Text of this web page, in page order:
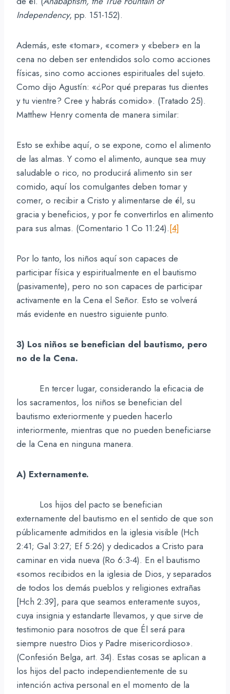
Independency, pp. 151-152).
Además, este «tomar», «comer» y «beber» en la
cena no deben ser entendidos solo como acciones
físicas, sino como acciones espirituales del sujeto.
Como dijo Agustín: «¿Por qué preparas tus dientes
y tu vientre? Cree y habrás comido». (Tratado 25).
Matthew Henry comenta de manera similar:
Esto se exhibe aquí, o se expone, como el alimento
de las almas. Y como el alimento, aunque sea muy
saludable o rico, no producirá alimento sin ser
comido, aquí los comulgantes deben tomar y
comer, o recibir a Cristo y alimentarse de él, su
gracia y beneficios, y por fe convertirlos en alimento
para sus almas. (Comentario 1 Co 11:24).[4]
Por lo tanto, los niños aquí son capaces de
participar física y espiritualmente en el bautismo
(pasivamente), pero no son capaces de participar
activamente en la Cena el Señor. Esto se volverá
más evidente en nuestro siguiente punto.
3) Los niños se benefician del bautismo, pero
no de la Cena.
En tercer lugar, considerando la eficacia de
los sacramentos, los niños se benefician del
bautismo exteriormente y pueden hacerlo
interiormente, mientras que no pueden beneficiarse
de la Cena en ninguna manera.
A) Externamente.
Los hijos del pacto se benefician
externamente del bautismo en el sentido de que son
públicamente admitidos en la iglesia visible (Hch
2:41; Gal 3:27; Ef 5:26) y dedicados a Cristo para
caminar en vida nueva (Ro 6:3-4). En el bautismo
«somos recibidos en la iglesia de Dios, y separados
de todos los demás pueblos y religiones extrañas
[Hch 2:39], para que seamos enteramente suyos,
cuya insignia y estandarte llevamos, y que sirve de
testimonio para nosotros de que Él será para
siempre nuestro Dios y Padre misericordioso».
(Confesión Belga, art. 34). Estas cosas se aplican a
los hijos del pacto independientemente de su
intención activa personal en el momento de la